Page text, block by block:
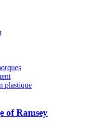
plastique
of Ramsey